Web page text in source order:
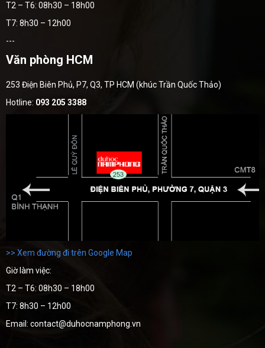
T2 – T6: 08h30 – 18h00
T7: 8h30 – 12h00
---
Văn phòng HCM
253 Điện Biên Phủ, P7, Q3, TP HCM (khúc Trần Quốc Thảo)
Hotline: 093 205 3388
>> Xem đường đi trên Google Map
Giờ làm việc:
T2 – T6: 08h30 – 18h00
T7: 8h30 – 12h00
Email: contact@duhocnamphong.vn